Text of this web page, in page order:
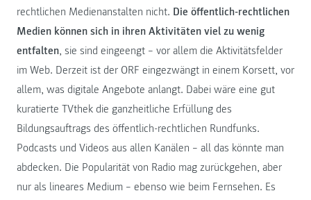
rechtlichen Medienanstalten nicht. Die öffentlich-rechtlichen
Medien können sich in ihren Aktivitäten viel zu wenig
entfalten, sie sind eingeengt – vor allem die Aktivitätsfelder
im Web. Derzeit ist der ORF eingezwängt in einem Korsett, vor
allem, was digitale Angebote anlangt. Dabei wäre eine gut
kuratierte TVthek die ganzheitliche Erfüllung des
Bildungsauftrags des öffentlich-rechtlichen Rundfunks.
Podcasts und Videos aus allen Kanälen – all das könnte man
abdecken. Die Popularität von Radio mag zurückgehen, aber
nur als lineares Medium – ebenso wie beim Fernsehen. Es